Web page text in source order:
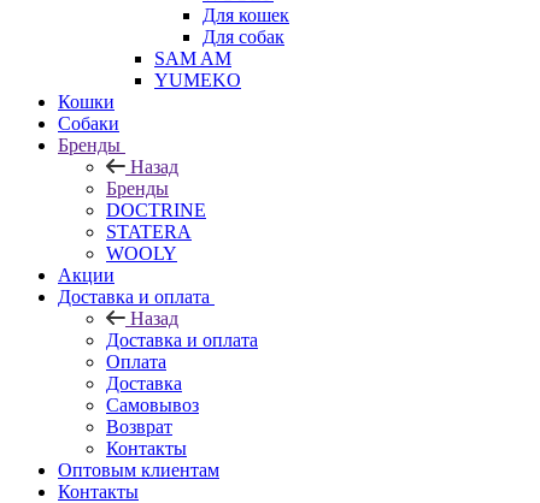
Для кошек
Для собак
SAM AM
YUMEKO
Кошки
Собаки
Бренды
Назад
Бренды
DOCTRINE
STATERA
WOOLY
Акции
Доставка и оплата
Назад
Доставка и оплата
Оплата
Доставка
Самовывоз
Возврат
Контакты
Оптовым клиентам
Контакты